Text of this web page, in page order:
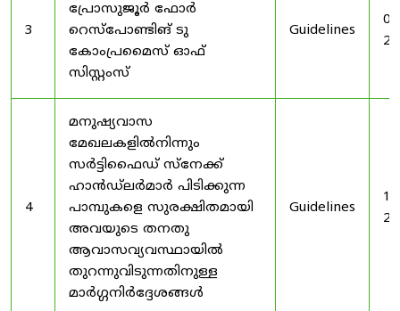
3
പ്രോസുജൂർ ഫോർ
റെസ്‌പോണ്ടിങ് ടു
കോംപ്രമൈസ് ഓഫ്
സിസ്റ്റംസ്
Guidelines
4
മനുഷ്യവാസ
മേഖലകളിൽനിന്നും
സർട്ടിഫൈഡ് സ്നേക്ക്
ഹാൻഡ്‌ലർമാർ പിടിക്കുന്ന
പാമ്പുകളെ സുരക്ഷിതമായി
അവയുടെ തനതു
ആവാസവ്യവസ്ഥായിൽ
തുറന്നുവിടുന്നതിനുള്ള
മാർഗ്ഗനിർദ്ദേശങ്ങൾ
Guidelines